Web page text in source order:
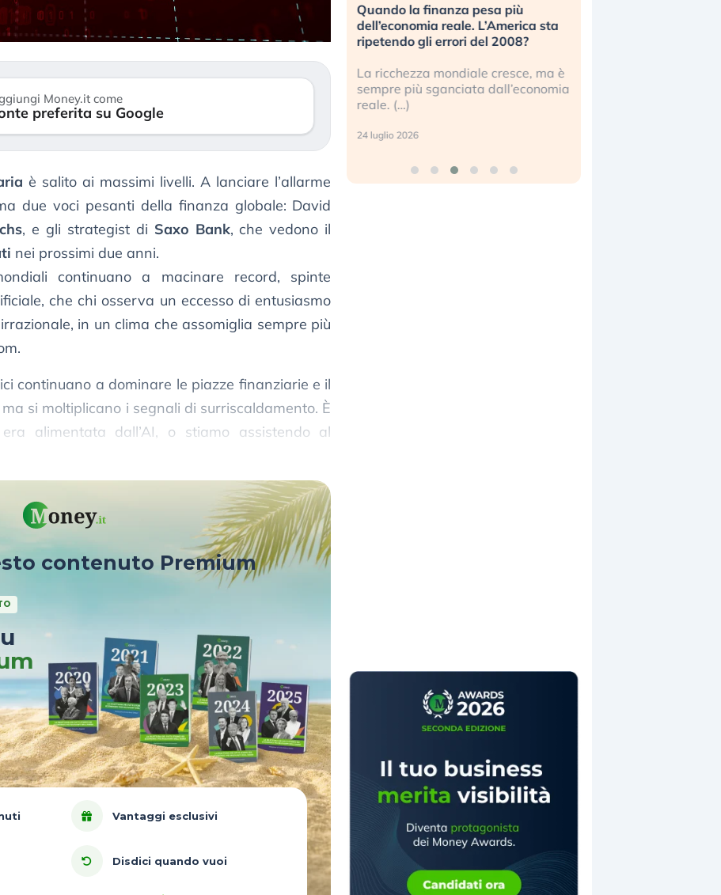
Money.it come
preferita su Google
è salito ai massimi livelli. A lanciare l’allarme
due voci pesanti della finanza globale: David
, e gli strategist di Saxo Bank, che vedono il
nei prossimi due anni.
continuano a macinare record, spinte
che chi osserva un eccesso di entusiasmo
in un clima che assomiglia sempre più
continuano a dominare le piazze finanziarie e il
si moltiplicano i segnali di surriscaldamento. È
alimentata dall’AI, o stiamo assistendo al
contenuto Premium
Vantaggi esclusivi
Disdici quando vuoi
alla
il
«La mia vita è rovinata». Investitori
in preda al panico dopo lo scoppio
della bolla AI
Kospi, mentre gli investitori retail (…)
30 luglio 2026
Quando la finanza pesa più
dell’economia reale. L’America sta
ripetendo gli errori del 2008?
La ricchezza mondiale cresce, ma è
sempre più sganciata dall’economia
reale. (…)
24 luglio 2026